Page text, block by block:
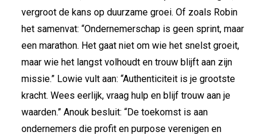
vergroot de kans op duurzame groei. Of zoals Robin
het samenvat: “Ondernemerschap is geen sprint, maar
een marathon. Het gaat niet om wie het snelst groeit,
maar wie het langst volhoudt en trouw blijft aan zijn
missie.” Lowie vult aan: “Authenticiteit is je grootste
kracht. Wees eerlijk, vraag hulp en blijf trouw aan je
waarden.” Anouk besluit: “De toekomst is aan
ondernemers die profit en purpose verenigen en